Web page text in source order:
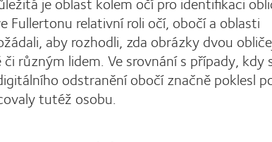
relativní roli očí, obočí a oblasti
aby rozhodli, zda obrázky dvou
různým lidem. Ve srovnání s případy, kdy
odstranění obočí značně poklesl
tutéž osobu.